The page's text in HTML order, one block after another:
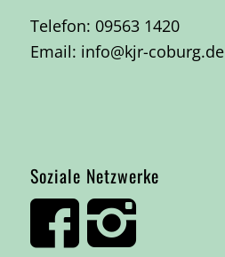
Telefon: 09563 1420
Email: info@kjr-coburg.de
Soziale Netzwerke